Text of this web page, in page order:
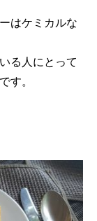
はケミカルな
る人にとって
す。